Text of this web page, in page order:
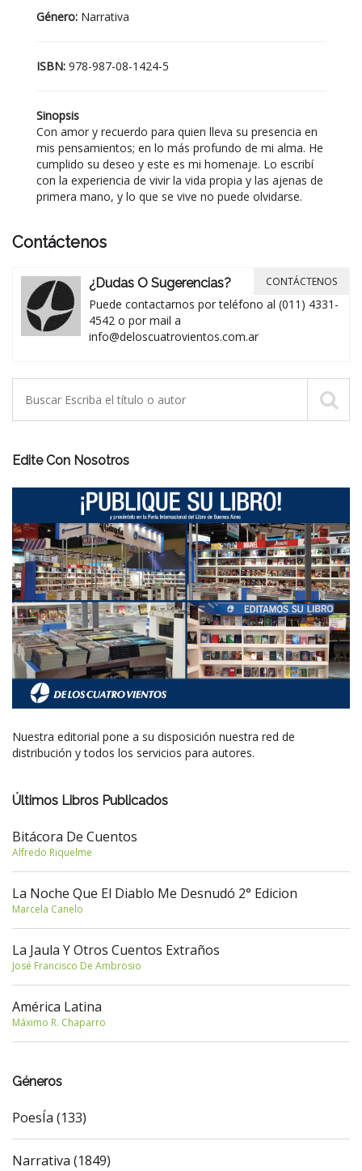
Género: Narrativa
ISBN: 978-987-08-1424-5
Sinopsis
Con amor y recuerdo para quien lleva su presencia en
mis pensamientos; en lo más profundo de mi alma. He
cumplido su deseo y este es mi homenaje. Lo escribí
con la experiencia de vivir la vida propia y las ajenas de
primera mano, y lo que se vive no puede olvidarse.
Contáctenos
¿Dudas O Sugerencias?
Puede contactarnos por teléfono al (011) 4331-
4542 o por mail a
info@deloscuatrovientos.com.ar
CONTÁCTENOS
Edite Con Nosotros
Nuestra editorial pone a su disposición nuestra red de
distribución y todos los servicios para autores.
Últimos Libros Publicados
Bitácora De Cuentos
Alfredo Riquelme
La Noche Que El Diablo Me Desnudó 2° Edicion
Marcela Canelo
La Jaula Y Otros Cuentos Extraños
José Francisco De Ambrosio
América Latina
Máximo R. Chaparro
Géneros
PoesÍa (133)
Narrativa (1849)